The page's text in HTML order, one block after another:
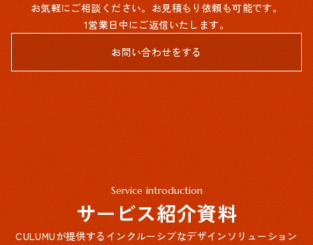
お気軽にご相談ください。お見積もり依頼も可能です。
1営業日中にご返信いたします。
お問い合わせをする
Service introduction
サービス紹介資料
CULUMUが提供するインクルーシブなデザインソリューション